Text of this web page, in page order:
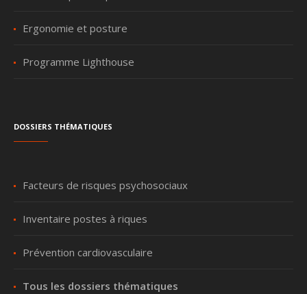
Ergonomie et posture
Programme Lighthouse
Dossiers thématiques
Facteurs de risques psychosociaux
Inventaire postes à riques
Prévention cardiovasculaire
Tous les dossiers thématiques